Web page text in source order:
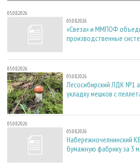
ЦБП
ИНСТРУМЕНТ И МАТЕРИАЛЫ
RUSSIAN FORESTRY REVIEW
ГАЗЕТА ЛЕСПРОМФОРУМ
БИБЛИОТЕКА СПЕЦИАЛИСТА
05.08.2026
05.08.2026
«Свеза» и ММПОФ
производственные
05.08.2026
05.08.2026
Лесосибирский ЛДК №1
укладку мешков с
05.08.2026
05.08.2026
Набережночелнинский
бумажную фабрику за 3